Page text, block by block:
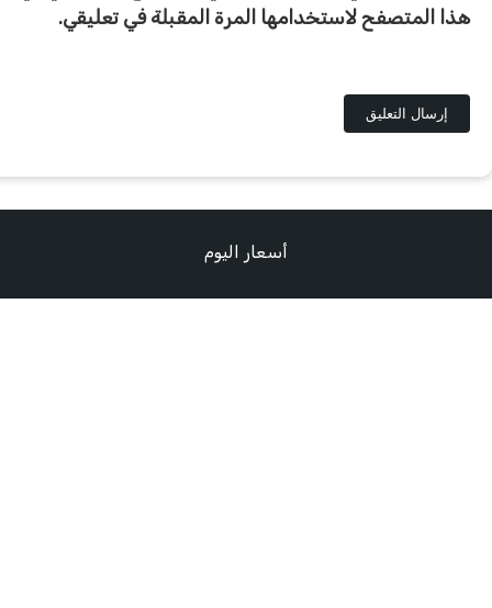
هذا المتصفح لاستخدامها المرة المقبلة في تعليقي.
أسعار اليوم